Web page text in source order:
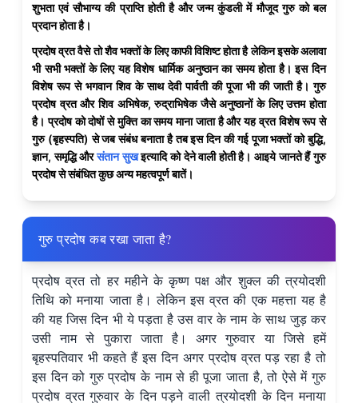
शुभता एवं सौभाग्य की प्राप्ति होती है और जन्म कुंडली में मौजूद गुरु को बल
प्रदान होता है।
प्रदोष व्रत वैसे तो शैव भक्तों के लिए काफी विशिष्ट होता है लेकिन इसके अलावा
भी सभी भक्तों के लिए यह विशेष धार्मिक अनुष्ठान का समय होता है। इस दिन
विशेष रूप से भगवान शिव के साथ देवी पार्वती की पूजा भी की जाती है। गुरु
प्रदोष व्रत और शिव अभिषेक, रुद्राभिषेक जैसे अनुष्ठानों के लिए उत्तम होता
है। प्रदोष को दोषों से मुक्ति का समय माना जाता है और यह व्रत विशेष रूप से
गुरु (बृहस्पति) से जब संबंध बनाता है तब इस दिन की गई पूजा भक्तों को बुद्धि,
ज्ञान, समृद्धि औरसंतान सुखइत्यादि को देने वाली होती है। आइये जानते हैं गुरु
प्रदोष से संबंधित कुछ अन्य महत्वपूर्ण बातें।
गुरु प्रदोष कब रखा जाता है?
प्रदोष व्रत तो हर महीने के कृष्ण पक्ष और शुक्ल की त्रयोदशी
तिथि को मनाया जाता है। लेकिन इस व्रत की एक महत्ता यह है
की यह जिस दिन भी ये पड़ता है उस वार के नाम के साथ जुड़ कर
उसी नाम से पुकारा जाता है। अगर गुरुवार या जिसे हमें
बृहस्पतिवार भी कहते हैं इस दिन अगर प्रदोष व्रत पड़ रहा है तो
इस दिन को गुरु प्रदोष के नाम से ही पूजा जाता है, तो ऐसे में गुरु
प्रदोष व्रत गुरुवार के दिन पड़ने वाली त्रयोदशी के दिन मनाया